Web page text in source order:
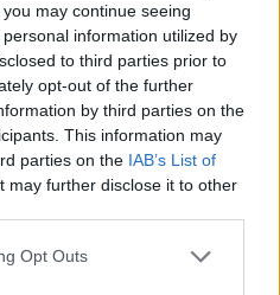
may continue seeing
information utilized by
to third parties prior to
opt-out of the further
by third parties on the
This information may
parties on the IAB’s List of
may further disclose it to other
uses one or more Google
Opt Outs
alapanyagok és a
Így bárki
Levente séf ropogós
pecsenyelével és
köretként rozmaringos
pirítanak és
egészben sült karfiol is
mázzal és